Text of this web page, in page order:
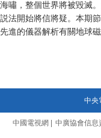
嘯，整個世界將被毀滅
法開始將信將疑。本期
進的儀器解析有關地球
中央
中國電視網 中廣協會信息